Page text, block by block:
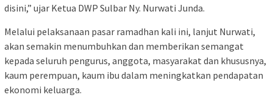
disini,” ujar Ketua DWP Sulbar Ny. Nurwati Junda.
Melalui pelaksanaan pasar ramadhan kali ini, lanjut Nurwati,
akan semakin menumbuhkan dan memberikan semangat
kepada seluruh pengurus, anggota, masyarakat dan khususnya,
kaum perempuan, kaum ibu dalam meningkatkan pendapatan
ekonomi keluarga.